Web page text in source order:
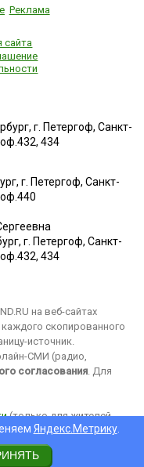
Реклама
сайта
г. Петергоф, Санкт-
434
г. Петергоф, Санкт-
оф.440
г. Петергоф, Санкт-
434
на веб-сайтах
скопированного
источник.
СМИ (радио,
согласования. Для
(только для жителей
Яндекс.Метрику.